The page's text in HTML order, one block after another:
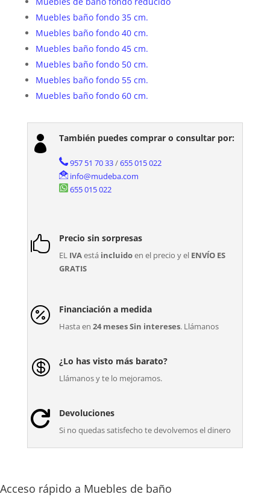
Muebles baño fondo 35 cm.
Muebles baño fondo 40 cm.
Muebles baño fondo 45 cm.
Muebles baño fondo 50 cm.
Muebles baño fondo 55 cm.
Muebles baño fondo 60 cm.
 También puedes comprar o consultar por:
957 51 70 33/655 015 022
info@mudeba.com
655 015 022
 Precio sin sorpresas
EL IVAestá incluidoen el precio y el ENVÍO ES
GRATIS
 Financiación a medida
Hasta en 24 meses Sin intereses. Llámanos
 ¿Lo has visto más barato?
Llámanos y te lo mejoramos.
 Devoluciones
Si no quedas satisfecho te devolvemos el dinero
Acceso rápido a Muebles de baño